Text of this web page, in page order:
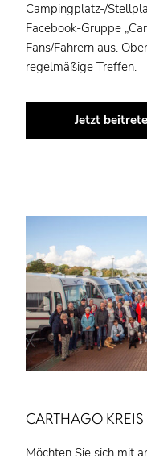
Campingplatz-/
Facebook-Gruppe
Fans/Fahrern aus.
regelmäßige Treffen.
Jetzt
CARTHAGO KREIS